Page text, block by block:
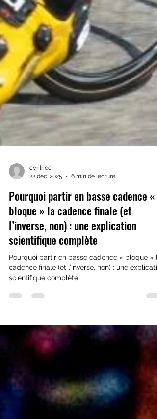
cyrilricci
22 déc. 2025
6 min de lecture
Pourquoi partir en basse cadence «
bloque » la cadence finale (et
l’inverse, non) : une explication
scientifique complète
Pourquoi partir en basse cadence « bloque » la